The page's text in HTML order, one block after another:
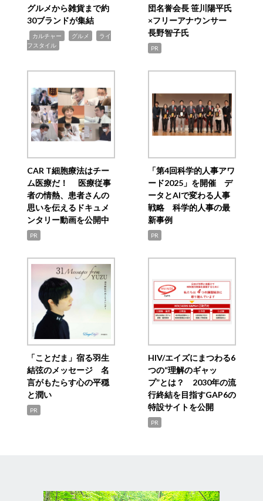
グルメから雑貨まで約
30ブランドが集結
カルチャー グルメ
ライ
フスタイル
団名誉会長 笹川陽平氏
×フリーアナウンサー
長野智子氏
PR
CAR T細胞療法はチー
ム医療だ！ 医療従事
者の情熱、患者さんの
思いを伝えるドキュメ
ンタリー動画を公開中
PR
「第4回科学的人事アワ
ード2025」を開催 デ
ータとAIで変わる人事
戦略 科学的人事の最
新事例
PR
「ことだま」宿る羽生
結弦のメッセージ 名
言がもたらす心の平穏
と潤い
PR
HIV/エイズにまつわる6
つの“理解のギャッ
プ”とは？ 2030年の流
行終結を目指すGAP6の
特設サイトを公開
PR